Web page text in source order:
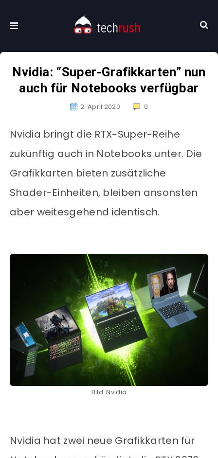
Nvidia: “Super-Grafikkarten” nun
auch für Notebooks verfügbar
2. April 2020 0
Nvidia bringt die RTX-Super-Reihe
zukünftig auch in Notebooks unter. Die
Grafikkarten bieten zusätzliche
Shader-Einheiten, bleiben ansonsten
aber weitesgehend identisch.
Bild: Nvidia
Nvidia hat zwei neue Grafikkarten für